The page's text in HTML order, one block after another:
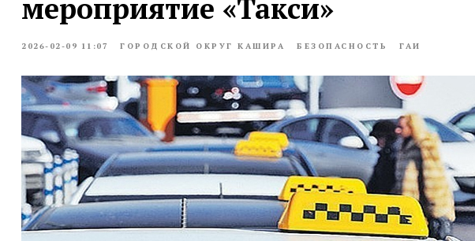
мероприятие «Такси»
2026-02-09 11:07 ГОРОДСКОЙ ОКРУГ КАШИРА БЕЗОПАСНОСТЬ ГАИ